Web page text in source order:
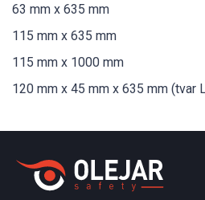
63 mm x 635 mm
115 mm x 635 mm
115 mm x 1000 mm
120 mm x 45 mm x 635 mm (tvar